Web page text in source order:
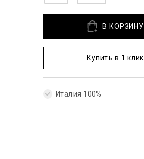
В КОРЗИНУ
Купить в 1 клик
Италия 100%